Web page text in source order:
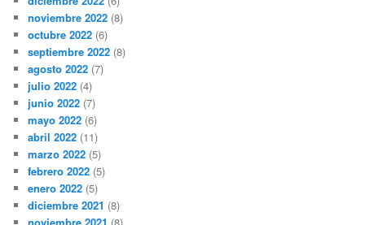
noviembre 2022 (8)
octubre 2022 (6)
septiembre 2022 (8)
agosto 2022 (7)
julio 2022 (4)
junio 2022 (7)
mayo 2022 (6)
abril 2022 (11)
marzo 2022 (5)
febrero 2022 (5)
enero 2022 (5)
diciembre 2021 (8)
noviembre 2021 (8)